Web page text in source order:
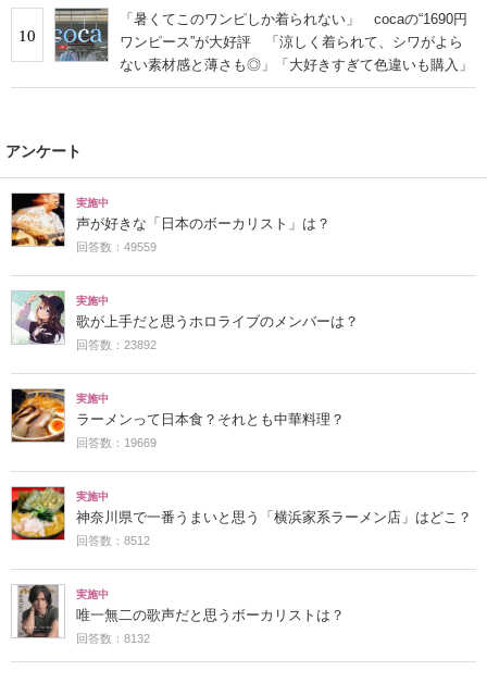
10
「暑くてこのワンピしか着られない」 cocaの“1690円
ワンピース”が大好評 「涼しく着られて、シワがよら
ない素材感と薄さも◎」「大好きすぎて色違いも購入」
アンケート
実施中
声が好きな「日本のボーカリスト」は？
回答数：49559
実施中
歌が上手だと思うホロライブのメンバーは？
回答数：23892
実施中
ラーメンって日本食？それとも中華料理？
回答数：19669
実施中
神奈川県で一番うまいと思う「横浜家系ラーメン店」はどこ？
回答数：8512
実施中
唯一無二の歌声だと思うボーカリストは？
回答数：8132